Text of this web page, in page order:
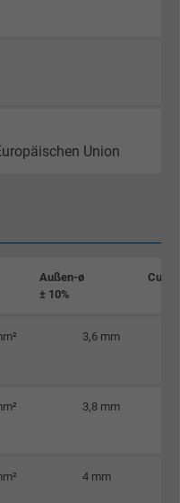
Union
Außen-ø
± 10%
Cu-
3,6 mm
3,8 mm
4 mm